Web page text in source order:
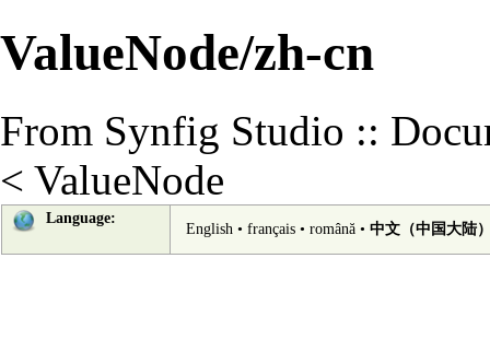
ValueNode/zh-cn
From Synfig Studio ::
< ValueNode
Language:
English• français• română• 中文（中国大陆